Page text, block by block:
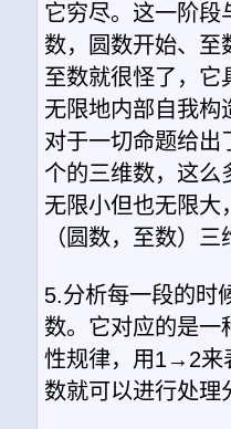
它穷尽。这一阶段
数，圆数开始、至
至数就很怪了，它
无限地内部自我构
对于一切命题给出
个的三维数，这么
无限小但也无限大
（圆数，至数）
5.分析每一段的时
数。它对应的是一
性规律，用1→2来
数就可以进行处理